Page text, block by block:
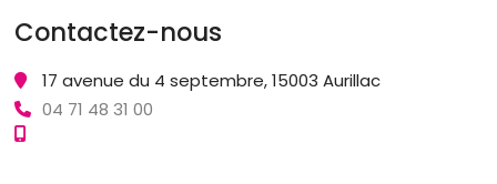
Contactez-nous
17 avenue du 4 septembre, 15003 Aurillac
04 71 48 31 00